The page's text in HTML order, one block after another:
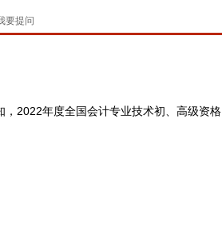
要提问
，2022年度全国会计专业技术初、高级资格